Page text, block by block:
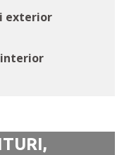
exterior
interior